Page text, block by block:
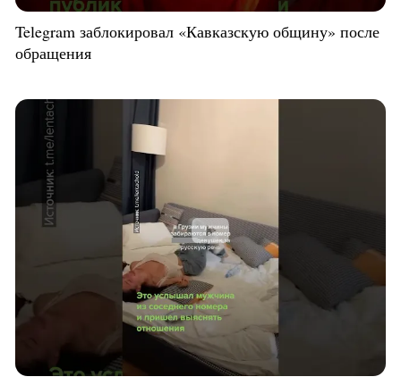
Telegram заблокировал «Кавказскую общину» после
обращения